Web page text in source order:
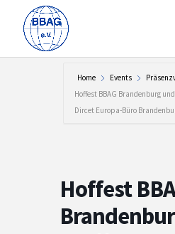
Home Events
Hoffest BBAG Brandenburg
Dircet Europa-Büro
Hoffest